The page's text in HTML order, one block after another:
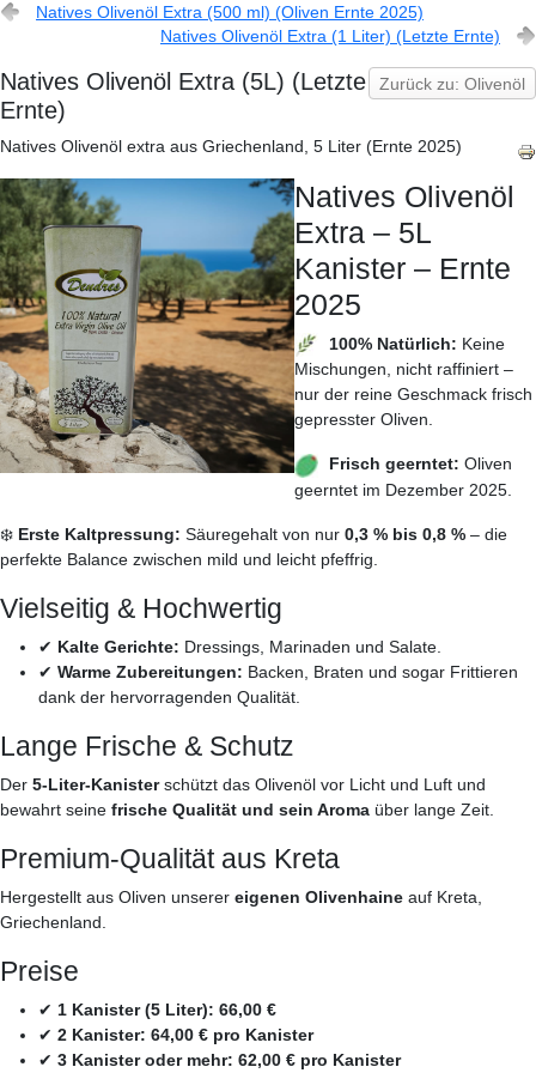
Natives Olivenöl Extra (500 ml) (Oliven Ernte 2025)
Natives Olivenöl Extra (1 Liter) (Letzte Ernte)
Zurück zu: Olivenöl
Natives Olivenöl Extra (5L) (Letzte
Ernte)
Natives Olivenöl extra aus Griechenland, 5 Liter (Ernte 2025)
Natives Olivenöl
Extra – 5L
Kanister – Ernte
2025
100% Natürlich: Keine
Mischungen, nicht raffiniert –
nur der reine Geschmack frisch
gepresster Oliven.
Frisch geerntet: Oliven
geerntet im Dezember 2025.
❄️ Erste Kaltpressung: Säuregehalt von nur 0,3 % bis 0,8 % – die
perfekte Balance zwischen mild und leicht pfeffrig.
Vielseitig & Hochwertig
✔ Kalte Gerichte: Dressings, Marinaden und Salate.
✔ Warme Zubereitungen: Backen, Braten und sogar Frittieren
dank der hervorragenden Qualität.
Lange Frische & Schutz
Der 5-Liter-Kanisterschützt das Olivenöl vor Licht und Luft und
bewahrt seine frische Qualität und sein Aroma über lange Zeit.
Premium-Qualität aus Kreta
Hergestellt aus Oliven unserer eigenen Olivenhaine auf Kreta,
Griechenland.
Preise
✔ 1 Kanister (5 Liter): 66,00 €
✔ 2 Kanister: 64,00 € pro Kanister
✔ 3 Kanister oder mehr: 62,00 € pro Kanister